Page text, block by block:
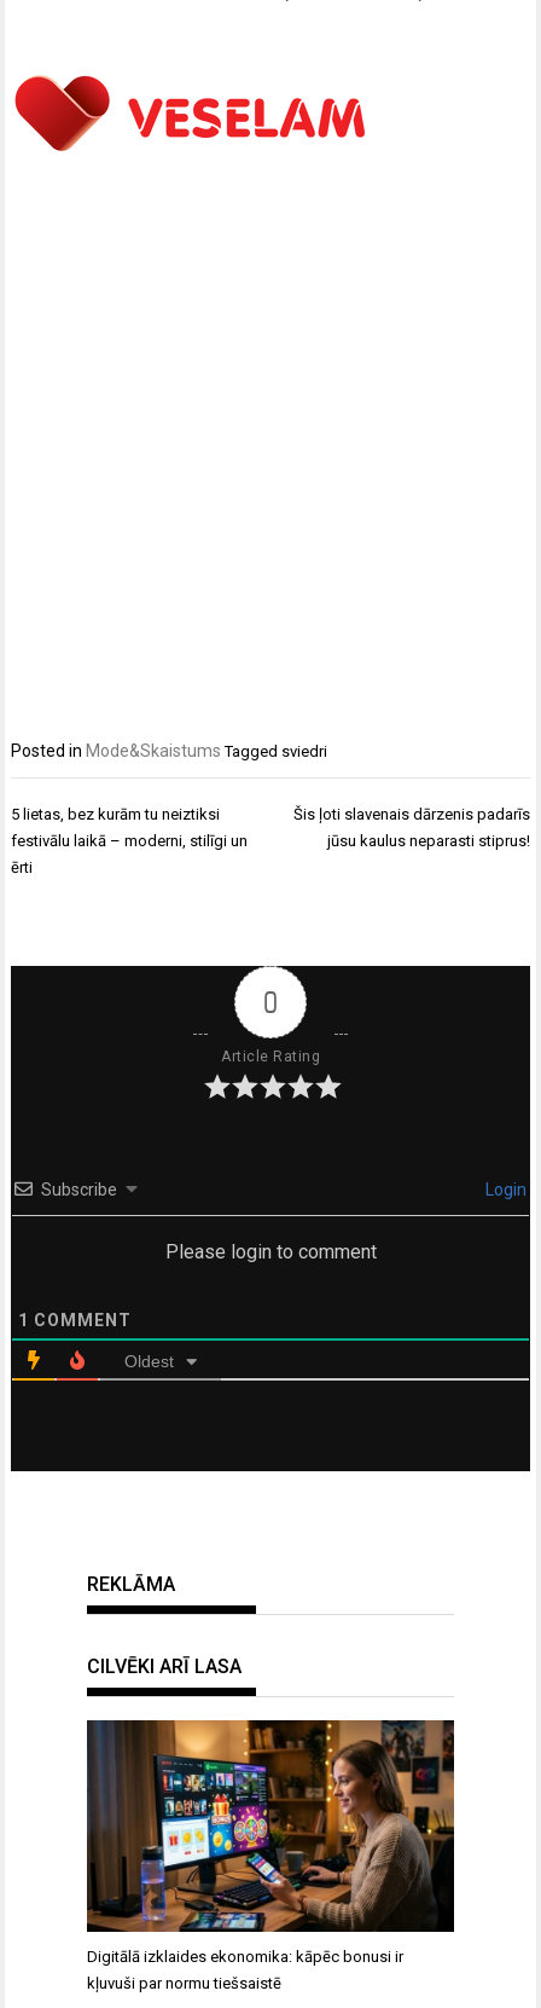
Posted inMode&Skaistums Tagged sviedri
Ziņu
izvēlne
5 lietas, bez kurām tu neiztiksi
festivālu laikā – moderni, stilīgi un
ērti
Šis ļoti slavenais dārzenis padarīs
jūsu kaulus neparasti stiprus!
0
Article Rating
Subscribe Login
Please login to comment
1 COMMENT
Oldest
REKLĀMA
CILVĒKI ARĪ LASA
Digitālā izklaides ekonomika: kāpēc bonusi ir
kļuvuši par normu tiešsaistē